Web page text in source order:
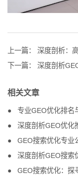
上一篇：
深度剖析：
下一篇：
深度剖析
相关文章
专业GEO优化排名
深度剖析GEO优化
GEO搜索优化专业
深度剖析GEO搜索
GEO搜索优化：探